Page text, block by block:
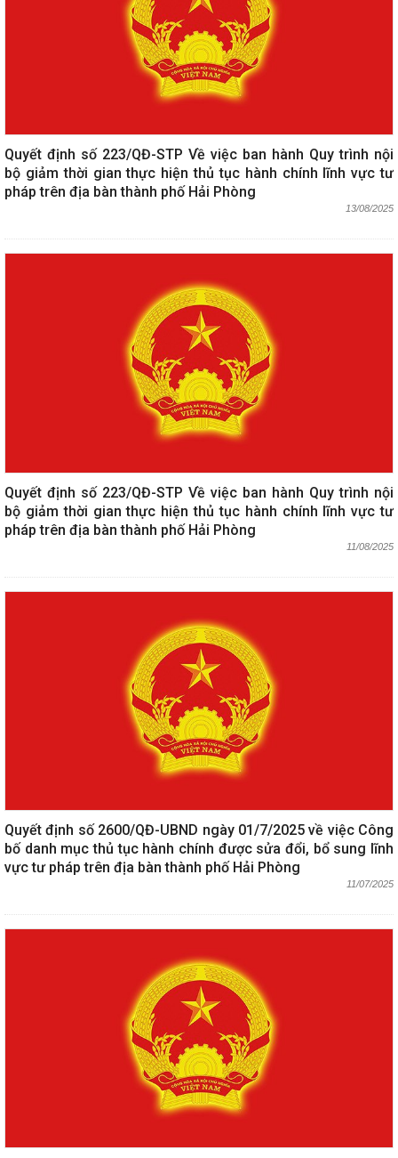
Quyết định số 223/QĐ-STP Về việc ban hành Quy trình nội
bộ giảm thời gian thực hiện thủ tục hành chính lĩnh vực tư
pháp trên địa bàn thành phố Hải Phòng
13/08/2025
Quyết định số 223/QĐ-STP Về việc ban hành Quy trình nội
bộ giảm thời gian thực hiện thủ tục hành chính lĩnh vực tư
pháp trên địa bàn thành phố Hải Phòng
11/08/2025
Quyết định số 2600/QĐ-UBND ngày 01/7/2025 về việc Công
bố danh mục thủ tục hành chính được sửa đổi, bổ sung lĩnh
vực tư pháp trên địa bàn thành phố Hải Phòng
11/07/2025